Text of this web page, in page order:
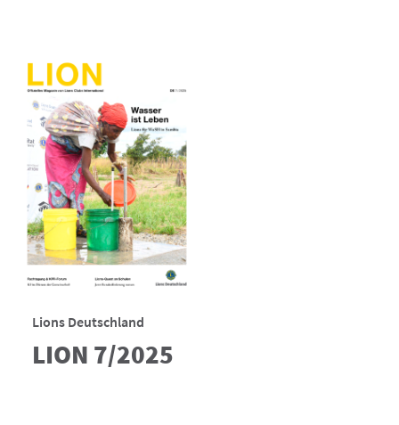
Lions Deutschland
LION 7/2025